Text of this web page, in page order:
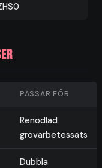
PASSAR FÖR
Renodlad
grovarbetessats
Dubbla